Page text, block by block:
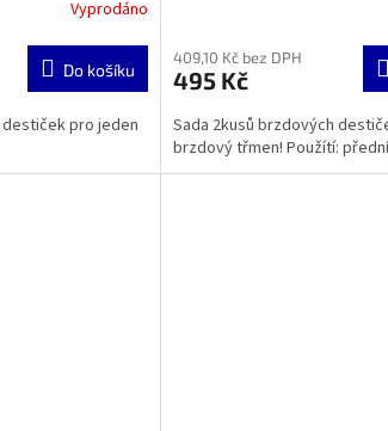
Vyprodáno
Do košíku
pro jeden
409,10 Kč bez DPH
495 Kč
Sada 2kusů brzdových
brzdový třmen! Použítí: